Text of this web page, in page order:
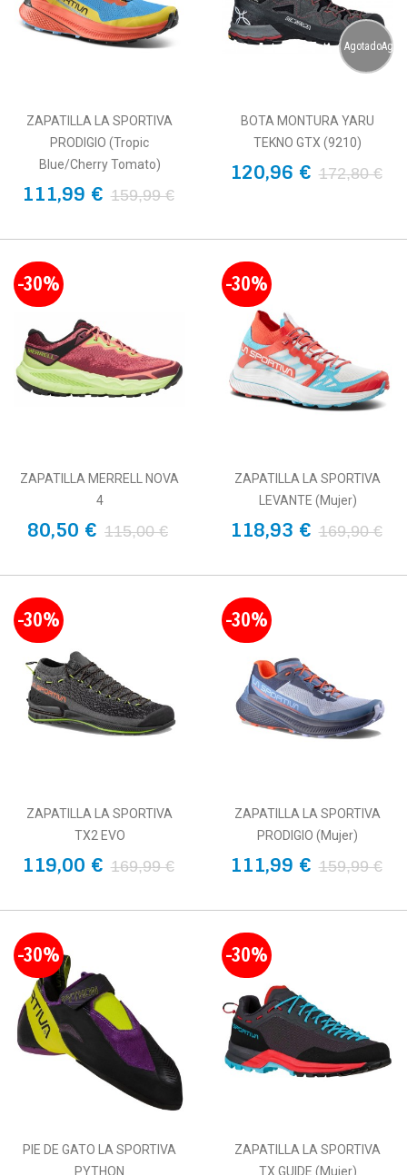
ZAPATILLA LA SPORTIVA
PRODIGIO (Tropic
Blue/Cherry Tomato)
111,99 € 159,99 €
BOTA MONTURA YARU
TEKNO GTX (9210)
120,96 € 172,80 €
-30%
ZAPATILLA MERRELL NOVA
4
80,50 € 115,00 €
-30%
ZAPATILLA LA SPORTIVA
LEVANTE (Mujer)
118,93 € 169,90 €
-30%
ZAPATILLA LA SPORTIVA
TX2 EVO
119,00 € 169,99 €
-30%
ZAPATILLA LA SPORTIVA
PRODIGIO (Mujer)
111,99 € 159,99 €
-30%
PIE DE GATO LA SPORTIVA
PYTHON
-30%
ZAPATILLA LA SPORTIVA
TX GUIDE (Mujer)